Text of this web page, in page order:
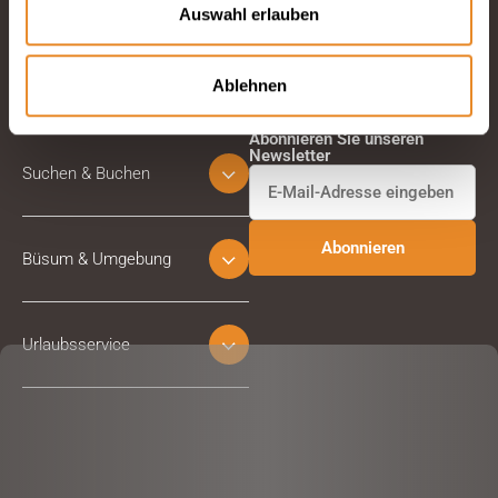
Auswahl erlauben
Ablehnen
Suchen & Buchen
Büsum & Umgebung
Urlaubsservice
Abonnieren Sie unseren
Newsletter